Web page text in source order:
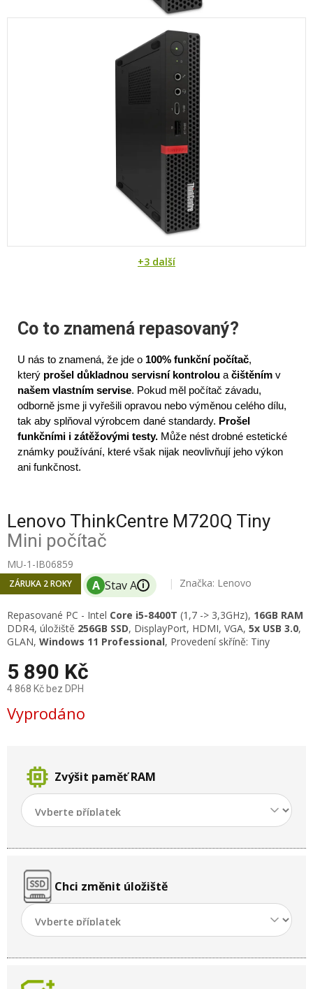
+3 další
Co to znamená repasovaný?
U nás to znamená, že jde o 100% funkční počítač,
který prošel důkladnou servisní kontrolou a čištěním v
našem vlastním servise. Pokud měl počítač závadu,
odborně jsme ji vyřešili opravou nebo výměnou celého dílu,
tak aby splňoval výrobcem dané standardy. Prošel
funkčními i zátěžovými testy. Může nést drobné estetické
známky používání, které však nijak neovlivňují jeho výkon
ani funkčnost.
Lenovo ThinkCentre M720Q Tiny
Mini počítač
MU-1-IB06859
ZÁRUKA 2 ROKY i Značka: Lenovo
Repasované PC - Intel Core i5-8400T (1,7 -> 3,3GHz), 16GB RAM
DDR4, úložiště 256GB SSD, DisplayPort, HDMI, VGA, 5x USB 3.0,
GLAN, Windows 11 Professional, Provedení skříně: Tiny
5 890 Kč
4 868 Kč bez DPH
Měrná
cena:
Vyprodáno
memory Zvýšit paměť RAM
Chci změnit úložiště